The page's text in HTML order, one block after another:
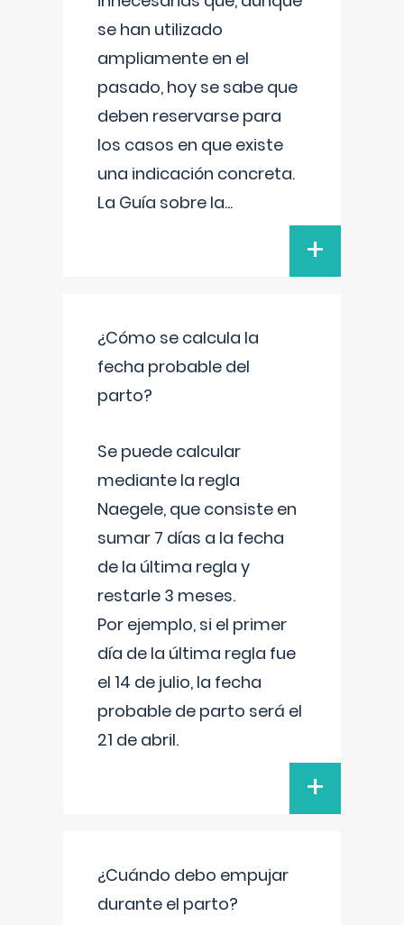
se han utilizado
ampliamente en el
pasado, hoy se sabe que
deben reservarse para
los casos en que existe
una indicación concreta.
La Guía sobre la...
+
¿Cómo se calcula la
fecha probable del
parto?
Se puede calcular
mediante la regla
Naegele, que consiste en
sumar 7 días a la fecha
de la última regla y
restarle 3 meses.
Por ejemplo, si el primer
día de la última regla fue
el 14 de julio, la fecha
probable de parto será el
21 de abril.
+
¿Cuándo debo empujar
durante el parto?